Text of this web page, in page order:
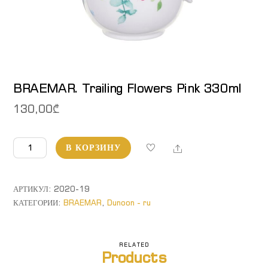
BRAEMAR. Trailing Flowers Pink 330ml
130,00₾
Количество
товара
Trailing
Flowers
В КОРЗИНУ Share
АРТИКУЛ:2020-19
КАТЕГОРИИ:BRAEMAR,Dunoon - ru
RELATED
Products